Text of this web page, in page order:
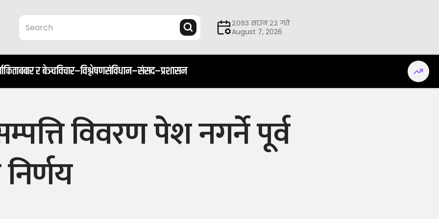
२०८३ साउन २२ गते
August 7, 2026
किताबबार र बेञ्चविचार–विश्लेषणसंविधान–संसद–प्रशासन
विवरण पेश नगर्ने पूर्व